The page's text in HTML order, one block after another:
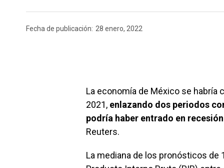
Fecha de publicación: 28 enero, 2022
La economía de México se
2021, enlazando dos periodos
podría haber entrado en
Reuters.
La mediana de los pronósticos de